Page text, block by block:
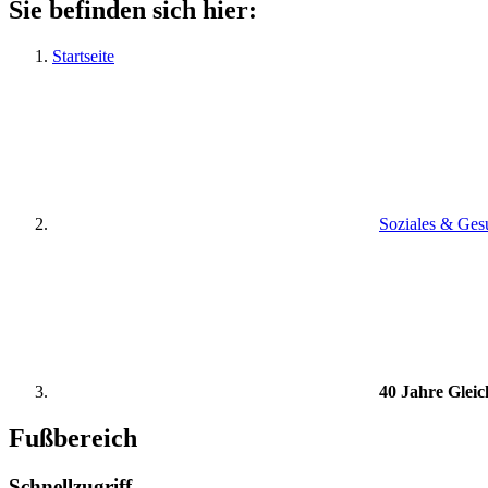
Sie befinden sich hier:
Startseite
Soziales &
40 Jahre
Fußbereich